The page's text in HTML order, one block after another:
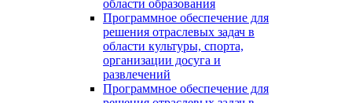
области образования
Программное обеспечение для
решения отраслевых задач в
области культуры, спорта,
организации досуга и
развлечений
Программное обеспечение для